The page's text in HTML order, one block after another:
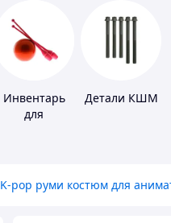
Инвентарь
для
Детали КШМ
K-pop руми костюм для